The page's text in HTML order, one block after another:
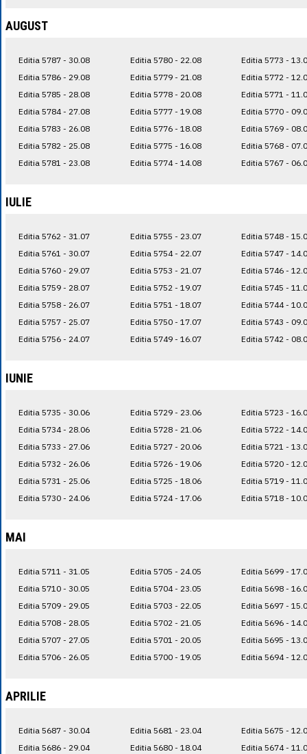
AUGUST
Editia 5787 - 30.08
Editia 5786 - 29.08
Editia 5785 - 28.08
Editia 5784 - 27.08
Editia 5783 - 26.08
Editia 5782 - 25.08
Editia 5781 - 23.08
Editia 5780 - 22.08
Editia 5779 - 21.08
Editia 5778 - 20.08
Editia 5777 - 19.08
Editia 5776 - 18.08
Editia 5775 - 16.08
Editia 5774 - 14.08
Editia 5773 -
Editia 5772 -
Editia 5771 -
Editia 5770 -
Editia 5769 -
Editia 5768 -
Editia 5767 -
IULIE
Editia 5762 - 31.07
Editia 5761 - 30.07
Editia 5760 - 29.07
Editia 5759 - 28.07
Editia 5758 - 26.07
Editia 5757 - 25.07
Editia 5756 - 24.07
Editia 5755 - 23.07
Editia 5754 - 22.07
Editia 5753 - 21.07
Editia 5752 - 19.07
Editia 5751 - 18.07
Editia 5750 - 17.07
Editia 5749 - 16.07
Editia 5748 -
Editia 5747 -
Editia 5746 -
Editia 5745 -
Editia 5744 -
Editia 5743 -
Editia 5742 -
IUNIE
Editia 5735 - 30.06
Editia 5734 - 28.06
Editia 5733 - 27.06
Editia 5732 - 26.06
Editia 5731 - 25.06
Editia 5730 - 24.06
Editia 5729 - 23.06
Editia 5728 - 21.06
Editia 5727 - 20.06
Editia 5726 - 19.06
Editia 5725 - 18.06
Editia 5724 - 17.06
Editia 5723 -
Editia 5722 -
Editia 5721 -
Editia 5720 -
Editia 5719 -
Editia 5718 -
MAI
Editia 5711 - 31.05
Editia 5710 - 30.05
Editia 5709 - 29.05
Editia 5708 - 28.05
Editia 5707 - 27.05
Editia 5706 - 26.05
Editia 5705 - 24.05
Editia 5704 - 23.05
Editia 5703 - 22.05
Editia 5702 - 21.05
Editia 5701 - 20.05
Editia 5700 - 19.05
Editia 5699 -
Editia 5698 -
Editia 5697 -
Editia 5696 -
Editia 5695 -
Editia 5694 -
APRILIE
Editia 5687 - 30.04
Editia 5686 - 29.04
Editia 5681 - 23.04
Editia 5680 - 18.04
Editia 5675 -
Editia 5674 -